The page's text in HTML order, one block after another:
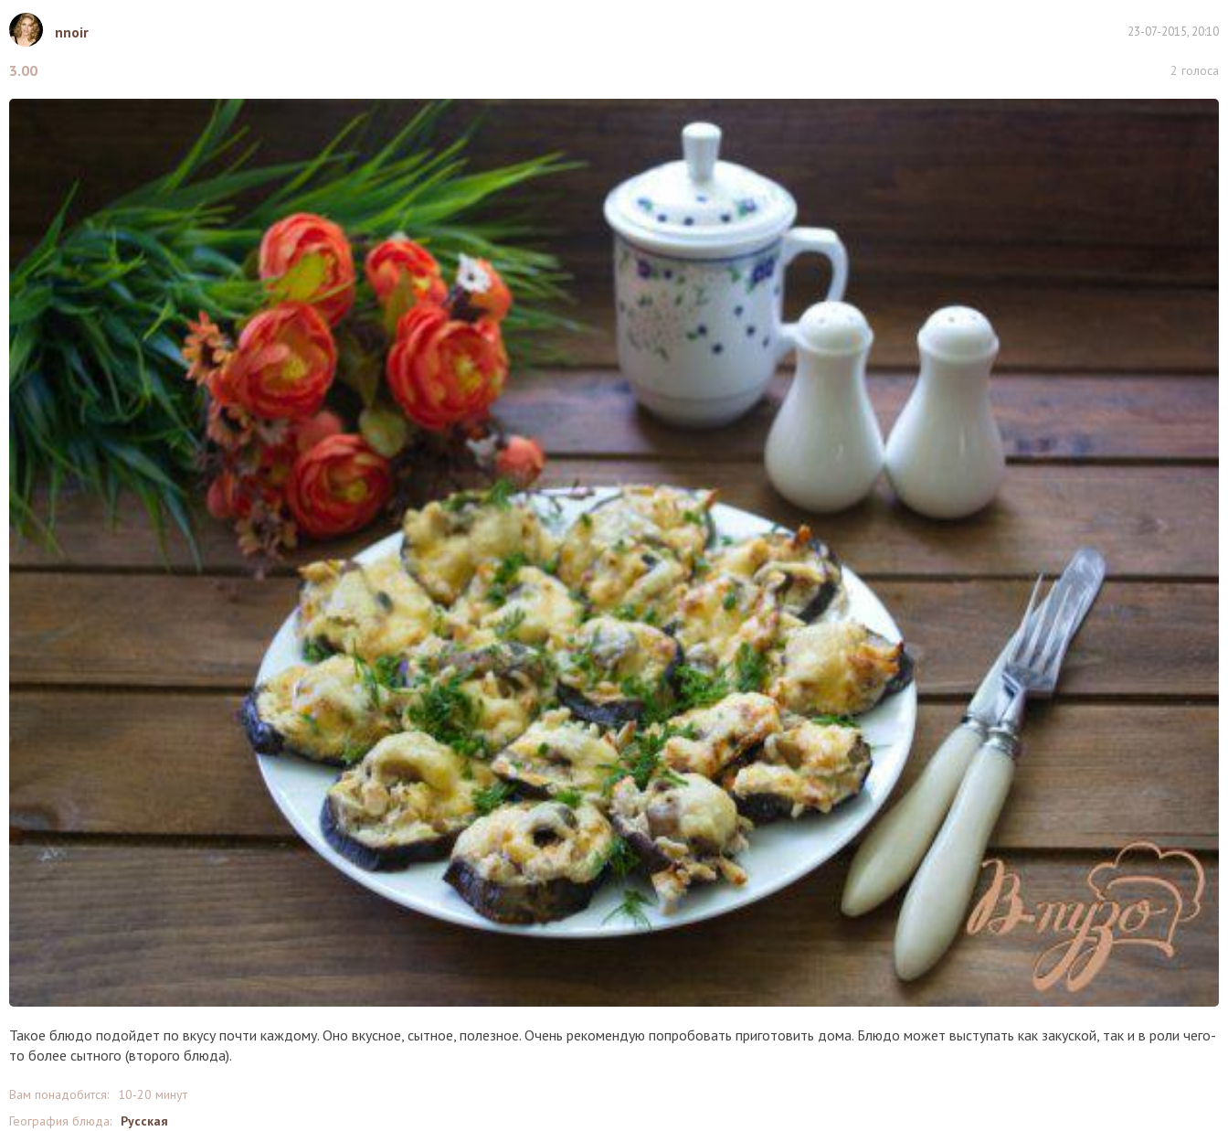
nnoir 23-07-2015, 20:10
3.00 2 голоса
Такое блюдо подойдет по вкусу почти каждому. Оно вкусное, сытное, полезное. Очень рекомендую попробовать приготовить дома. Блюдо может выступать как закуской, так и в роли чего-
то более сытного (второго блюда).
Вам понадобится:
10-20 минут
География блюда:
Русская